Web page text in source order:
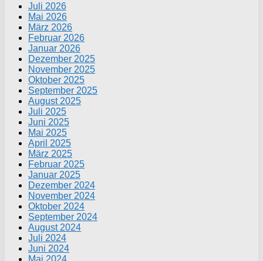
Juli 2026
Mai 2026
März 2026
Februar 2026
Januar 2026
Dezember 2025
November 2025
Oktober 2025
September 2025
August 2025
Juli 2025
Juni 2025
Mai 2025
April 2025
März 2025
Februar 2025
Januar 2025
Dezember 2024
November 2024
Oktober 2024
September 2024
August 2024
Juli 2024
Juni 2024
Mai 2024